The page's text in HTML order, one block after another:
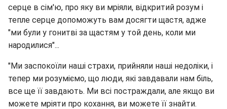
серце в сім'ю, про яку ви мріяли, відкритий розум і
тепле серце допоможуть вам досягти щастя, адже
"ми були у гонитві за щастям у той день, коли ми
народилися"...
"Ми заспокоїли наші страхи, прийняли наші недоліки, і
тепер ми розуміємо, що люди, які завдавали нам біль,
все ще її завдають. Ми всі постраждали, але якщо ви
можете мріяти про кохання, ви можете її знайти.